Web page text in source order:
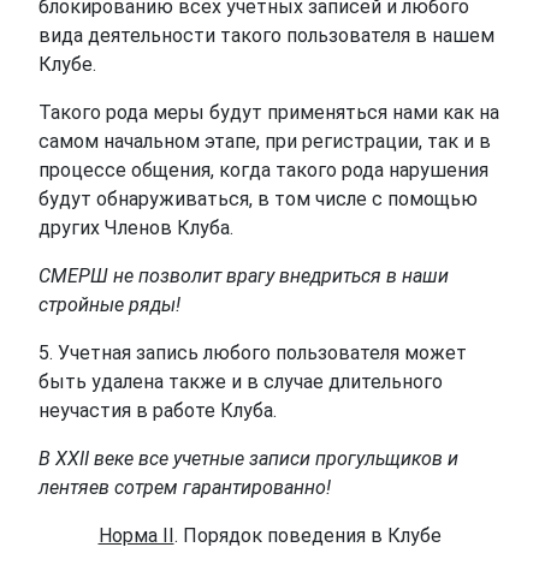
блокированию всех учетных записей и любого
вида деятельности такого пользователя в нашем
Клубе.
Такого рода меры будут применяться нами как на
самом начальном этапе, при регистрации, так и в
процессе общения, когда такого рода нарушения
будут обнаруживаться, в том числе с помощью
других Членов Клуба.
СМЕРШ не позволит врагу внедриться в наши
стройные ряды!
5. Учетная запись любого пользователя может
быть удалена также и в случае длительного
неучастия в работе Клуба.
В XXII веке все учетные записи прогульщиков и
лентяев сотрем гарантированно!
Норма II. Порядок поведения в Клубе